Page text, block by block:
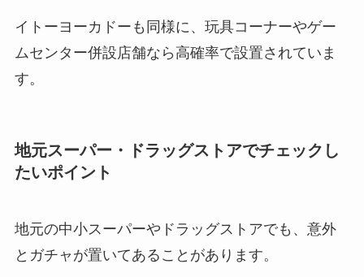
イトーヨーカドーも同様に、玩具コーナーやゲー
ムセンター併設店舗なら高確率で設置されていま
す。
地元スーパー・ドラッグストアでチェックし
たいポイント
地元の中小スーパーやドラッグストアでも、意外
とガチャが置いてあることがあります。